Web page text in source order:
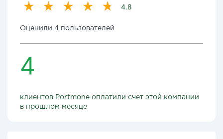
4.8
Оценили 4 пользователей
4
клиентов Portmone оплатили счет этой компании
в прошлом месяце